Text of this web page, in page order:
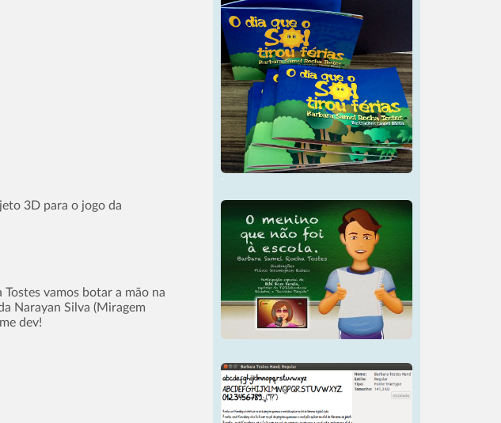
3D para o jogo da
Tostes vamos botar a mão na
Narayan Silva (Miragem
dev!
-